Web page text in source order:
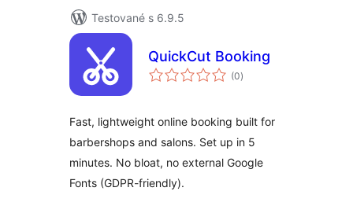
Testované s 6.9.5
QuickCut Booking
(0celkové
hodnotenie
)
Fast, lightweight online booking built for
barbershops and salons. Set up in 5
minutes. No bloat, no external Google
Fonts (GDPR-friendly).